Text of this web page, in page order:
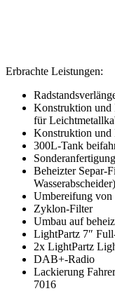
Erbrachte Leistungen:
Konstruktion und
für
Konstruktion und
300L-Tank
Beheizter Separ-
Wasserabscheider)
Umbereifung
Zyklon-Filter
Umbau auf
LightPartz 7″
2x LightPartz
DAB+-Radio
Lackierung
7016